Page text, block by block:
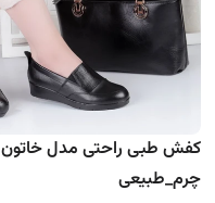
کفش طبی راحتی مدل خاتون
چرم_طبیعی